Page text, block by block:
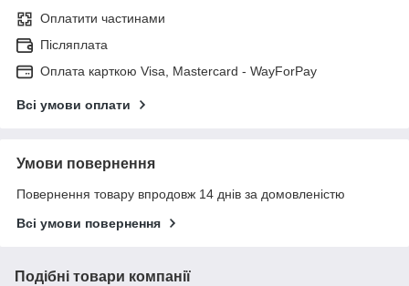
Оплатити частинами
Післяплата
Оплата карткою Visa, Mastercard - WayForPay
Всі умови оплати
Умови повернення
Повернення товару впродовж 14 днів за домовленістю
Всі умови повернення
Подібні товари компанії